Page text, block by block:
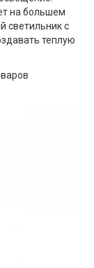
на большем
светильник с
теплую